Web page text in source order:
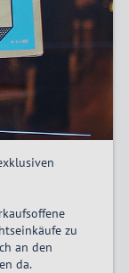
zu
an den
da.